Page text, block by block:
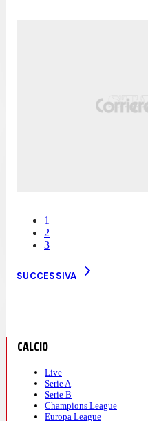
1
2
3
SUCCESSIVA
CALCIO
Live
Serie A
Serie B
Champions League
Europa League